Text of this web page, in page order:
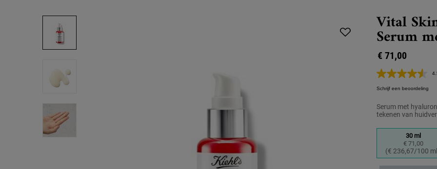
Vital
Serum
€ 71,00
Schrijf een beoordeling
Serum met
tekenen van
30 ml
€ 71,00
(€ 236,67/100
, 1 of 3